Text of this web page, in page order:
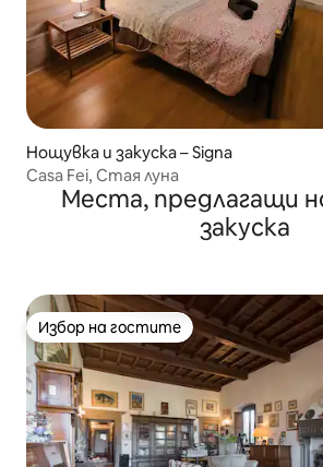
Нощувка и закуска – Signa
Casa Fei, Стая луна
Места, предлагащи
закуска
Избор на гостите
Избор на гостите